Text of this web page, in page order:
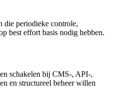
die periodieke controle,
best effort basis nodig hebben.
schakelen bij CMS-, API-,
en structureel beheer willen